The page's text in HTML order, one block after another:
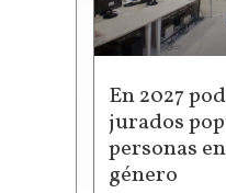
En 2027
jurados
personas
género